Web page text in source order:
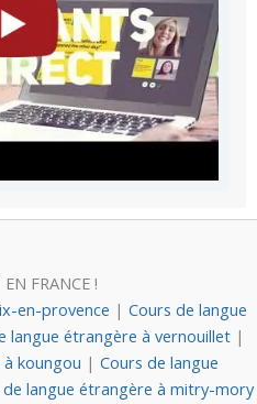
FRANCE !
en-provence | Cours de langue
langue étrangère à vernouillet |
koungou | Cours de langue
de langue étrangère à mitry-mory